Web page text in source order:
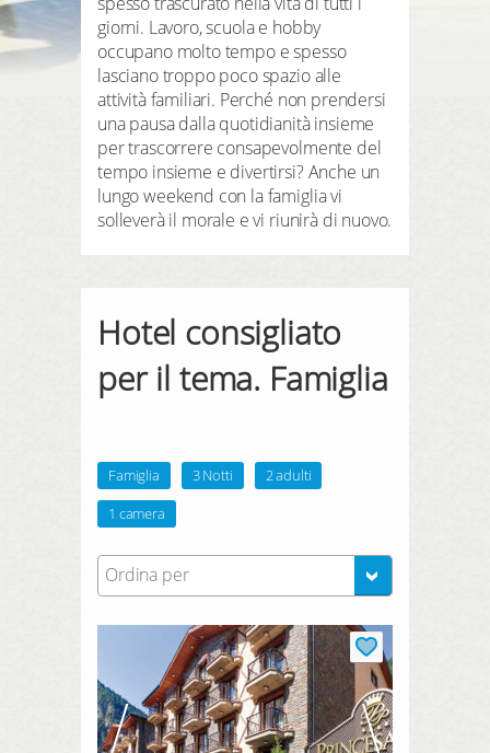
REGISTRATI QUI
prenotazione
prodotti
hotel preferiti
LOGIN
giorni. Lavoro, scuola e hobby
occupano molto tempo e spesso
lasciano troppo poco spazio alle
attività familiari. Perché non prendersi
una pausa dalla quotidianità insieme
per trascorrere consapevolmente del
tempo insieme e divertirsi? Anche un
lungo weekend con la famiglia vi
solleverà il morale e vi riunirà di nuovo.
Hotel consigliato
per il tema. Famiglia
Famiglia 3 Notti
2 adulti
1 camera
Ordina per